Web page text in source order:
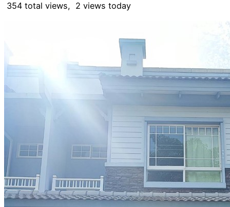
354 total views, 2 views today